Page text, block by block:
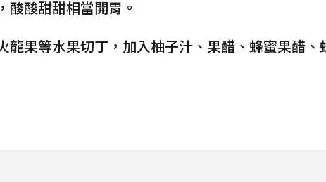
酸酸甜甜相當開胃。
龍果等水果切丁，加入柚子汁、果醋、蜂蜜果醋、